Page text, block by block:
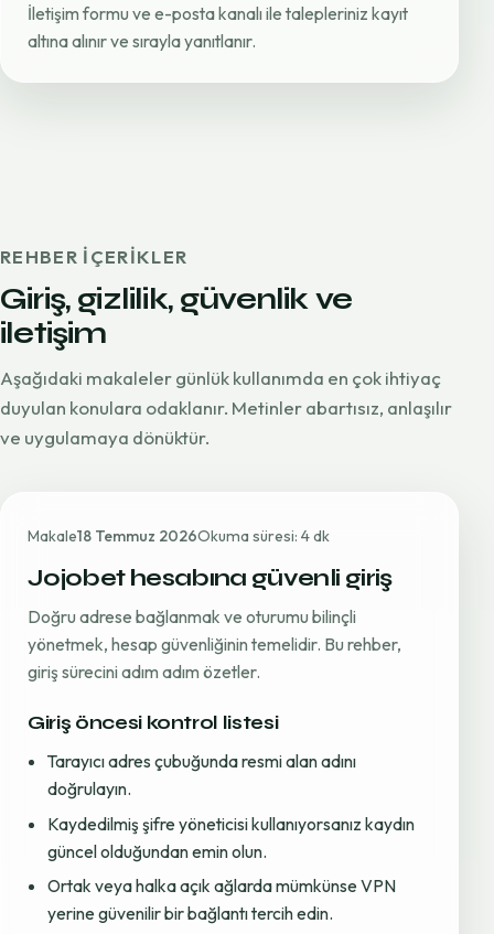
İletişim formu ve e-posta kanalı ile talepleriniz kayıt
altına alınır ve sırayla yanıtlanır.
REHBER IÇERIKLER
Giriş, gizlilik, güvenlik ve
iletişim
Aşağıdaki makaleler günlük kullanımda en çok ihtiyaç
duyulan konulara odaklanır. Metinler abartısız, anlaşılır
ve uygulamaya dönüktür.
Makale18 Temmuz 2026Okuma süresi: 4 dk
Jojobet hesabına güvenli giriş
Doğru adrese bağlanmak ve oturumu bilinçli
yönetmek, hesap güvenliğinin temelidir. Bu rehber,
giriş sürecini adım adım özetler.
Giriş öncesi kontrol listesi
Tarayıcı adres çubuğunda resmi alan adını
doğrulayın.
Kaydedilmiş şifre yöneticisi kullanıyorsanız kaydın
güncel olduğundan emin olun.
Ortak veya halka açık ağlarda mümkünse VPN
yerine güvenilir bir bağlantı tercih edin.